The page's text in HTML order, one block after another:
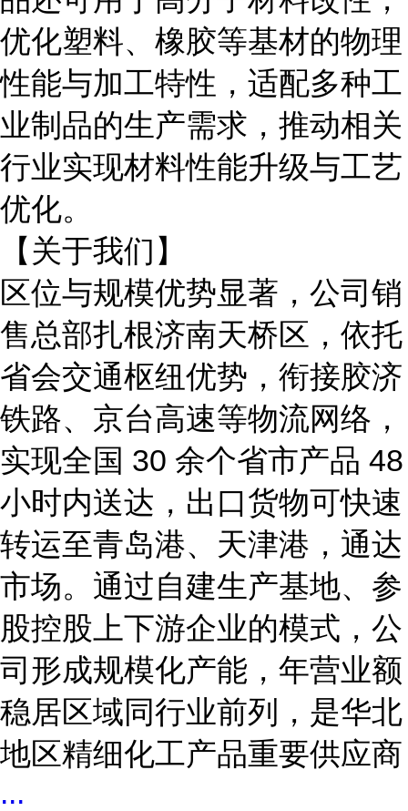
优化塑料、橡胶等基材的物理
性能与加工特性，适配多种工
业制品的生产需求，推动相关
行业实现材料性能升级与工艺
优化。
【关于我们】
区位与规模优势显著， 公司销
售总部扎根济南天桥区，依托
省会交通枢纽优势，衔接胶济
铁路、京台高速等物流网络，
实现全国 30 余个省市产品 48
小时内送达，出口货物可快速
转运至青岛港、天津港，通达
市场。通过自建生产基地、参
股控股上下游企业的模式，公
司形成规模化产能，年营业额
稳居区域同行业前列，是华北
地区精细化工产品重要供应商
...